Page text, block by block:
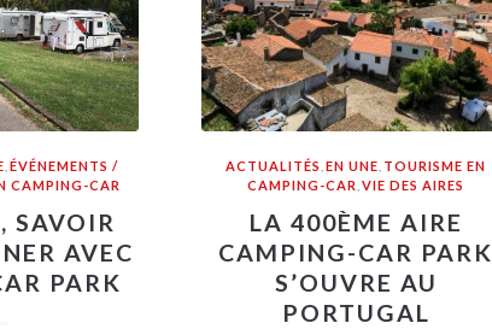
ÉVÉNEMENTS /
CAMPING-CAR
SAVOIR
AVEC
PARK
ACTUALITÉS ,EN UNE TOURISME EN
CAMPING-CAR ,VIE DES AIRES
LA 400ÈME AIRE
CAMPING-CAR PARK
S’OUVRE AU
PORTUGAL